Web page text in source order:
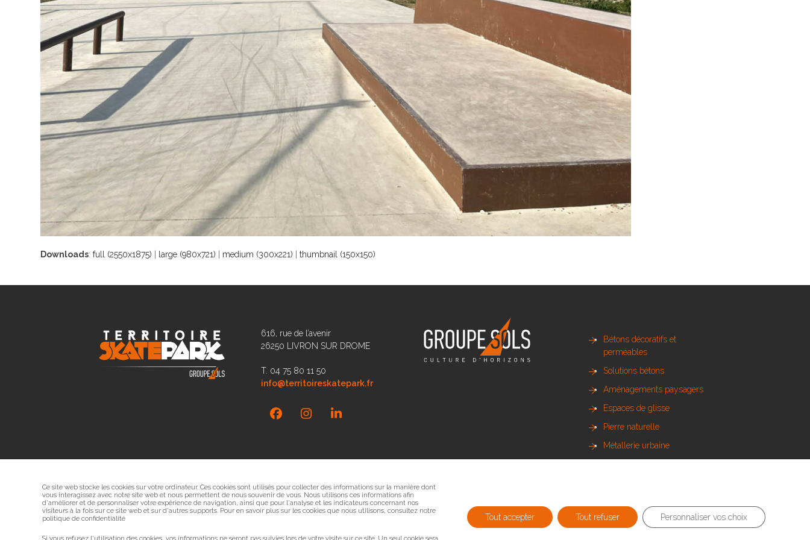
Downloads:full (2550x1875) large (980x721) medium (300x221) |thumbnail (150x150)
616, rue de l’avenir
26250 LIVRON SUR DROME
T. 04 75 80 11 50
info@territoireskatepark.fr
Facebook
InstagramLinkedIn
Bétons décoratifs et
perméables
Solutions bétons
Aménagements paysagers
Espaces de glisse
Pierre naturelle
Métallerie urbaine
Ce site web stocke les cookies sur votre ordinateur. Ces cookies sont utilisés pour collecter des informations sur la manière dont
vous interagissez avec notre site web et nous permettent de nous souvenir de vous. Nous utilisons ces informations afin
d'améliorer et de personnaliser votre expérience de navigation, ainsi que pour l'analyse et les indicateurs concernant nos
visiteurs à la fois sur ce site web et sur d'autres supports. Pour en savoir plus sur les cookies que nous utilisons, consultez notre
politique de confidentialité
Tout accepter Tout refuser Personnaliser vos choix